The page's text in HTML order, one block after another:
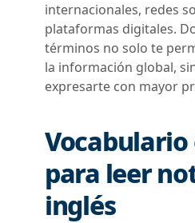
internacionales, redes
plataformas digitales.
términos no solo te
la información global,
expresarte con mayor
Vocabulario
para leer
inglés